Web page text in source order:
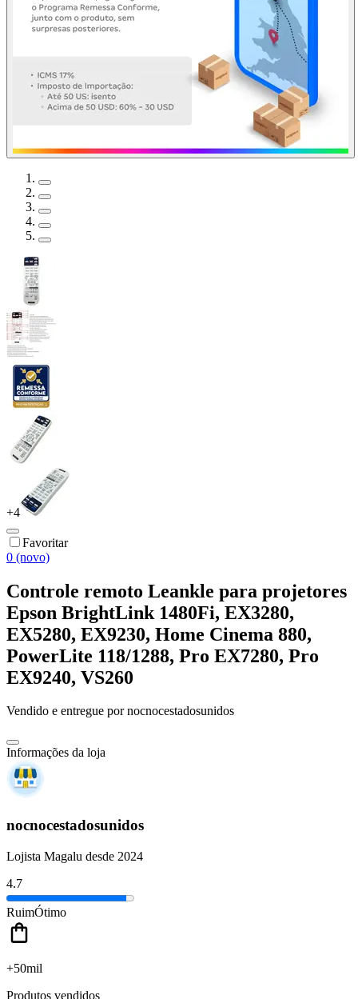
+4
Favoritar
0 (novo)
Controle remoto Leankle para projetores
Epson BrightLink 1480Fi, EX3280,
EX5280, EX9230, Home Cinema 880,
PowerLite 118/1288, Pro EX7280, Pro
EX9240, VS260
Vendido e entregue por nocnocestadosunidos
Informações da loja
nocnocestadosunidos
Lojista Magalu desde 2024
4.7
RuimÓtimo
+50mil
Produtos vendidos